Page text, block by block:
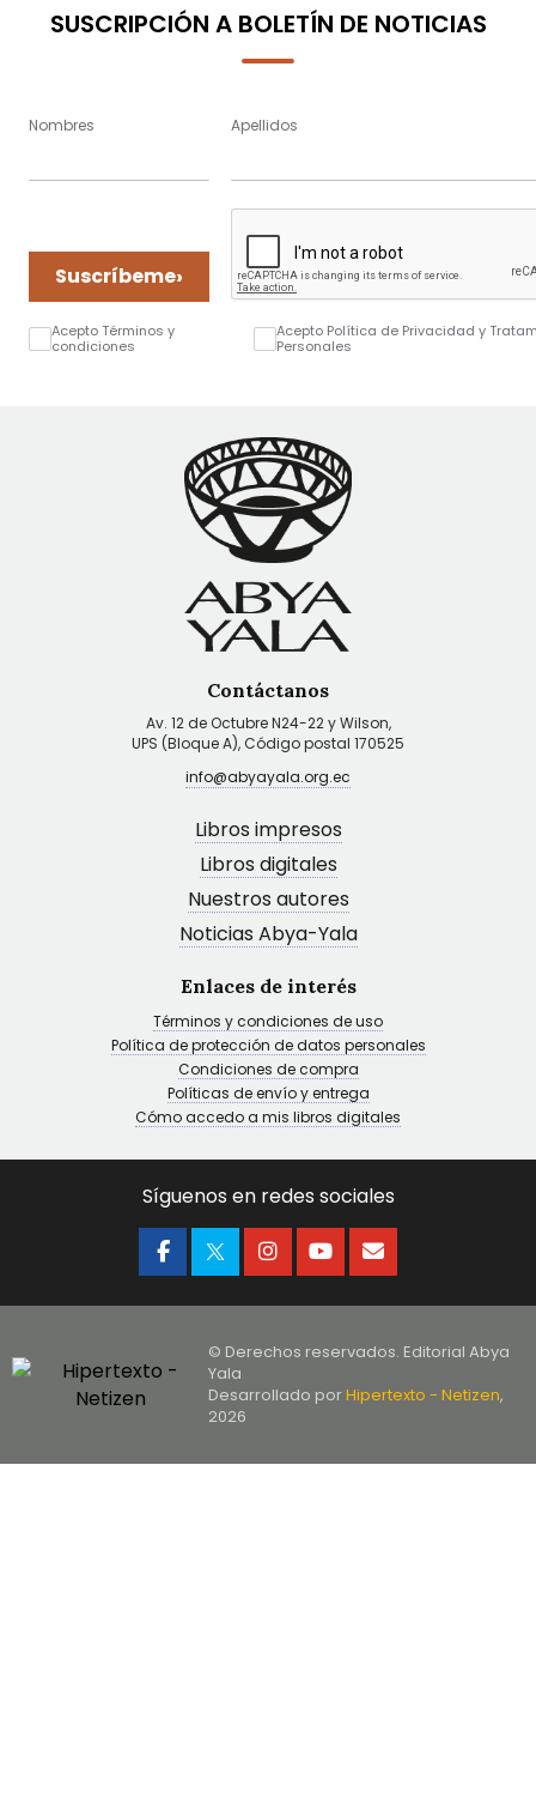
SUSCRIPCIÓN A BOLETÍN DE NOTICIAS
Nombres Apellidos
Suscríbeme›
Acepto Términos y
condiciones
Acepto Política de Privacidad y
Personales
Contáctanos
Av. 12 de Octubre N24-22 y Wilson,
UPS (Bloque A), Código postal 170525
info@abyayala.org.ec
Libros impresos
Libros digitales
Nuestros autores
Noticias Abya-Yala
Enlaces de interés
Términos y condiciones de uso
Política de protección de datos personales
Condiciones de compra
Políticas de envío y entrega
Cómo accedo a mis libros digitales
Síguenos en redes sociales
© Derechos reservados. Editorial Abya
Yala
Desarrollado porHipertexto - Netizen,
2026